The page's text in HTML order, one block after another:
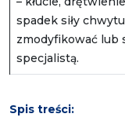
spadek siły
zmodyfikować lub
specjalistą.
Spis treści: